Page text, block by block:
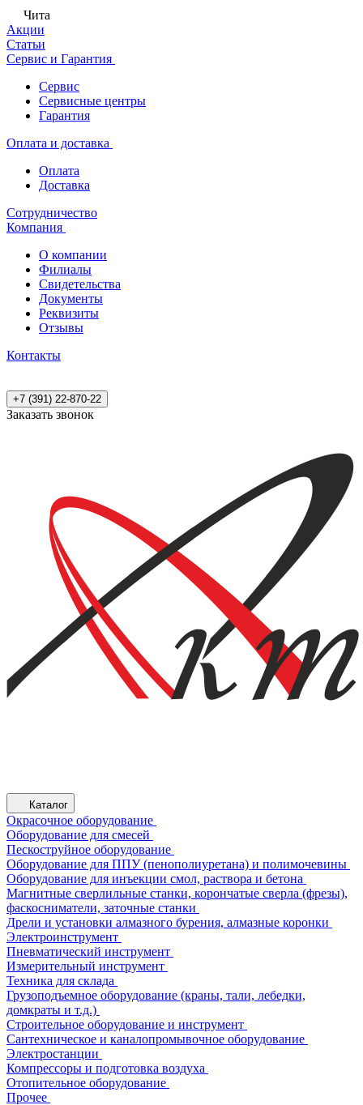
Чита
Акции
Статьи
Сервис и Гарантия
Сервис
Сервисные центры
Гарантия
Оплата и доставка
Оплата
Доставка
Сотрудничество
Компания
О компании
Филиалы
Свидетельства
Документы
Реквизиты
Отзывы
Контакты
+7 (391) 22-870-22
Заказать звонок
Каталог
Окрасочное оборудование
Оборудование для смесей
Пескоструйное оборудование
Оборудование для ППУ (пенополиуретана) и полимочевины
Оборудование для инъекции смол, раствора и бетона
Магнитные сверлильные станки, корончатые сверла (фрезы),
фаскосниматели, заточные станки
Дрели и установки алмазного бурения, алмазные коронки
Электроинструмент
Пневматический инструмент
Измерительный инструмент
Техника для склада
Грузоподъемное оборудование (краны, тали, лебедки,
домкраты и т.д.)
Строительное оборудование и инструмент
Сантехническое и каналопромывочное оборудование
Электростанции
Компрессоры и подготовка воздуха
Отопительное оборудование
Прочее